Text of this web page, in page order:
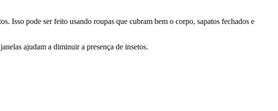
Isso pode ser feito usando roupas que cubram bem o corpo, sapatos fechados e
ajudam a diminuir a presença de insetos.